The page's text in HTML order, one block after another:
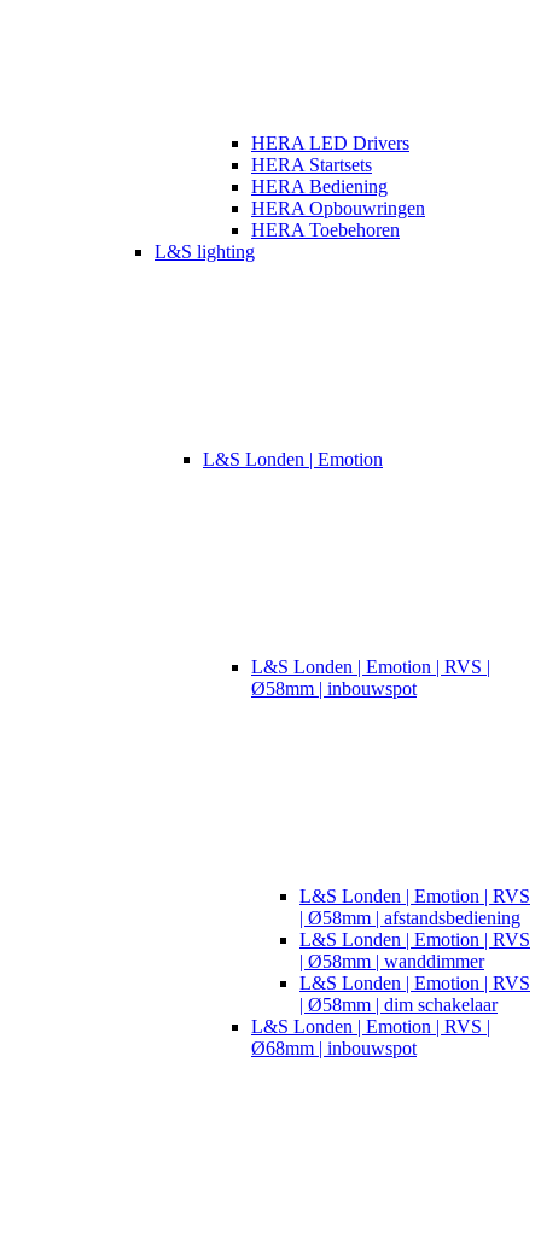
HERA LED Drivers
HERA Startsets
HERA Bediening
HERA Opbouwringen
HERA Toebehoren
L&S lighting
L&S Londen | Emotion
L&S Londen | Emotion | RVS |
Ø58mm | inbouwspot
L&S Londen | Emotion | RVS
| Ø58mm | afstandsbediening
L&S Londen | Emotion | RVS
| Ø58mm | wanddimmer
L&S Londen | Emotion | RVS
| Ø58mm | dim schakelaar
L&S Londen | Emotion | RVS |
Ø68mm | inbouwspot